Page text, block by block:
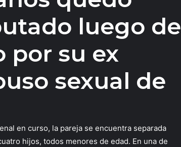
luego de
por su ex
sexual de
en curso, la pareja se encuentra separada
hijos, todos menores de edad. En una de